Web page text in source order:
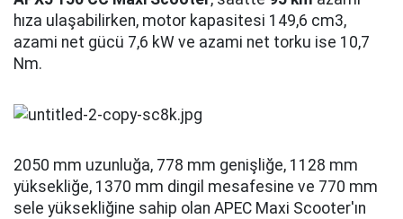
hıza ulaşabilirken, motor kapasitesi 149,6 cm3,
azami net gücü 7,6 kW ve azami net torku ise 10,7
Nm.
2050 mm uzunluğa, 778 mm genişliğe, 1128 mm
yüksekliğe, 1370 mm dingil mesafesine ve 770 mm
sele yüksekliğine sahip olan APEC Maxi Scooter'ın